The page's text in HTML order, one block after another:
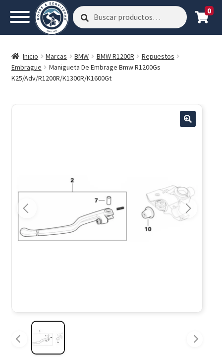
Buscar
por:
Buscar 0
Inicio Marcas BMW BMW R1200R
Repuestos
Embrague
Manigueta De Embrage Bmw R1200Gs
K25/Adv/R1200R/K1300R/K1600Gt